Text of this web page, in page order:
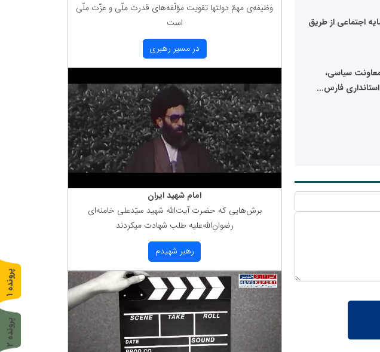
اجتماعی از طریق
سیاسی،
فارس...
وظیفه‌ی مهمّ دولتها تقویت مؤلّفه‌های قدرت ملّی و عزّت ملّی
است
در مسیر رهبری
امام شهید ایران
برش‌هایی كه حضرت آیت‌الله شهید سیّدعلی خامنه‌ای
رضوان‌الله‌علیه طلب شهادت میكردند
رهبر شهیدم
پ
ر
و
ن
د
ه
1
پ
ر
و
ن
د
ه
2